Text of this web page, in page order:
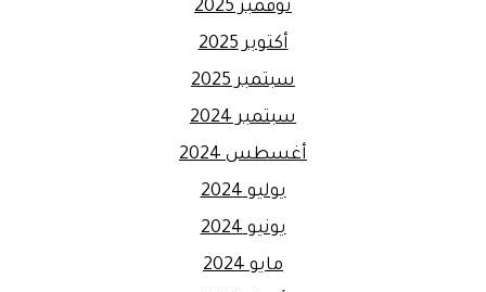
نوفمبر 2025
أكتوبر 2025
سبتمبر 2025
سبتمبر 2024
أغسطس 2024
يوليو 2024
يونيو 2024
مايو 2024